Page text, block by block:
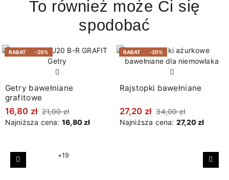
To również może Ci się
spodobać
RABAT -20%
Getry bawełniane
grafitowe
16,80 zł 21,00 zł
Najniższa cena: 16,80 zł
+19
RABAT -20%
Rajstopki bawełniane
27,20 zł 34,00 zł
Najniższa cena: 27,20 zł
Poprzedni